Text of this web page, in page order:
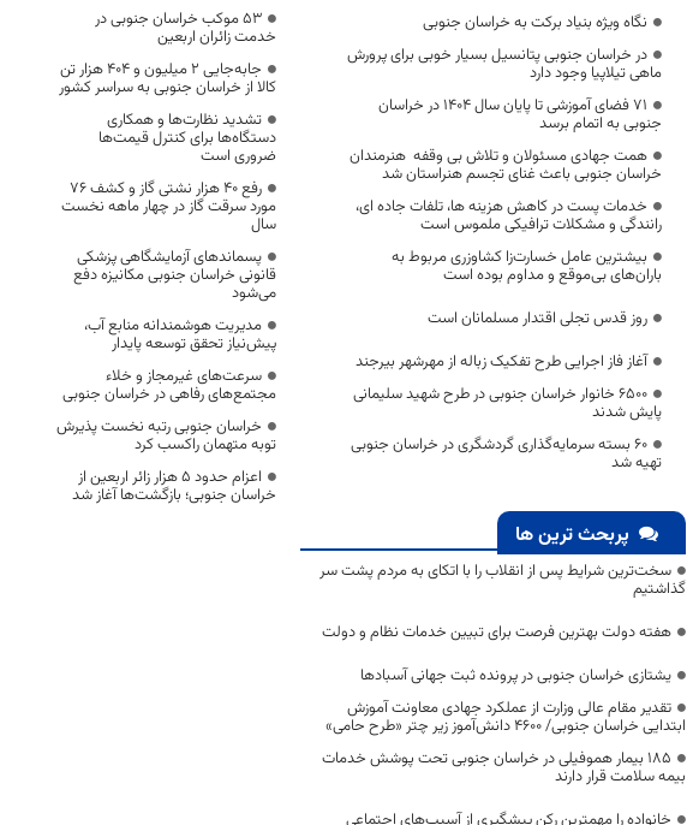
نگاه ویژه بنیاد برکت به خراسان جنوبی
در خراسان جنوبی پتانسیل بسیار خوبی برای پرورش
ماهی تیلاپیا وجود دارد
۷۱ فضای آموزشی تا پایان سال ۱۴۰۴ در خراسان
جنوبی به اتمام برسد
همت جهادی مسئولان و تلاش بی وقفه هنرمندان
خراسان جنوبی باعث غنای تجسم هنراستان شد
خدمات پست در کاهش هزینه ها، تلفات جاده ای،
رانندگی و مشکلات ترافیکی ملموس است
بیشترین عامل خسارت‌زا کشاوزری مربوط به
باران‌های بی‌موقع و مداوم بوده است
روز قدس تجلی اقتدار مسلمانان است
آغاز فاز اجرایی طرح تفکیک زباله از مهرشهر بیرجند
۶۵۰۰ خانوار خراسان جنوبی در طرح شهید سلیمانی
پایش شدند
۶۰ بسته سرمایه‌گذاری گردشگری در خراسان جنوبی
تهیه شد
پربحث ترین ها
سخت‌ترین شرایط پس از انقلاب را با اتکای به مردم پشت سر
گذاشتیم
هفته دولت بهترین فرصت برای تبیین خدمات نظام و دولت
یشتازی خراسان جنوبی در پرونده ثبت جهانی آسبادها
تقدیر مقام عالی وزارت از عملکرد جهادی معاونت آموزش
ابتدایی خراسان جنوبی/ ۴۶۰۰ دانش‌آموز زیر چتر «طرح حامی»
۱۸۵ بیمار هموفیلی در خراسان جنوبی تحت پوشش خدمات
بیمه سلامت قرار دارند
خانواده را مهمترین رکن پیشگیری از آسیب‌های اجتماعی
53 موکب خراسان جنوبی در
خدمت زائران اربعین
جابه‌جایی 2 میلیون و 404 هزار تن
کالا از خراسان جنوبی به سراسر کشور
تشدید نظارت‌ها و همکاری
دستگاه‌ها برای کنترل قیمت‌ها
ضروری است
رفع 40 هزار نشتی گاز و کشف 76
مورد سرقت گاز در چهار ماهه نخست
سال
پسماندهای آزمایشگاهی پزشکی
قانونی خراسان جنوبی مکانیزه دفع
می‌شود
مدیریت هوشمندانه منابع آب،
پیش‌نیاز تحقق توسعه پایدار
سرعت‌های غیرمجاز و خلاء
مجتمع‌های رفاهی در خراسان جنوبی
خراسان جنوبی رتبه نخست پذیرش
توبه متهمان راکسب کرد
اعزام حدود 5 هزار زائر اربعین از
خراسان جنوبی؛ بازگشت‌ها آغاز شد